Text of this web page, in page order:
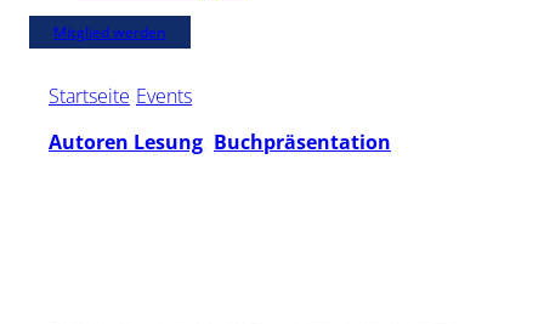
Mitglied werden
Startseite Events
Autoren Lesung Buchpräsentation